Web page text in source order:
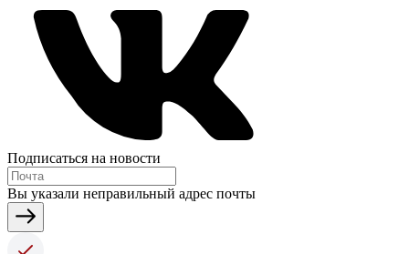
Подписаться на новости
Вы указали неправильный адрес почты